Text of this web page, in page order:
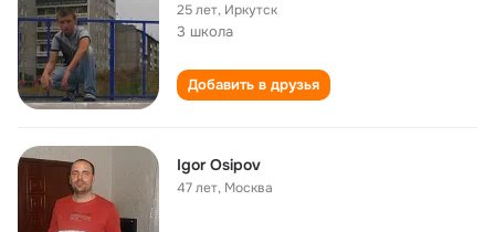
25 лет, Иркутск
3 школа
Добавить в друзья
Igor Osipov
47 лет, Москва